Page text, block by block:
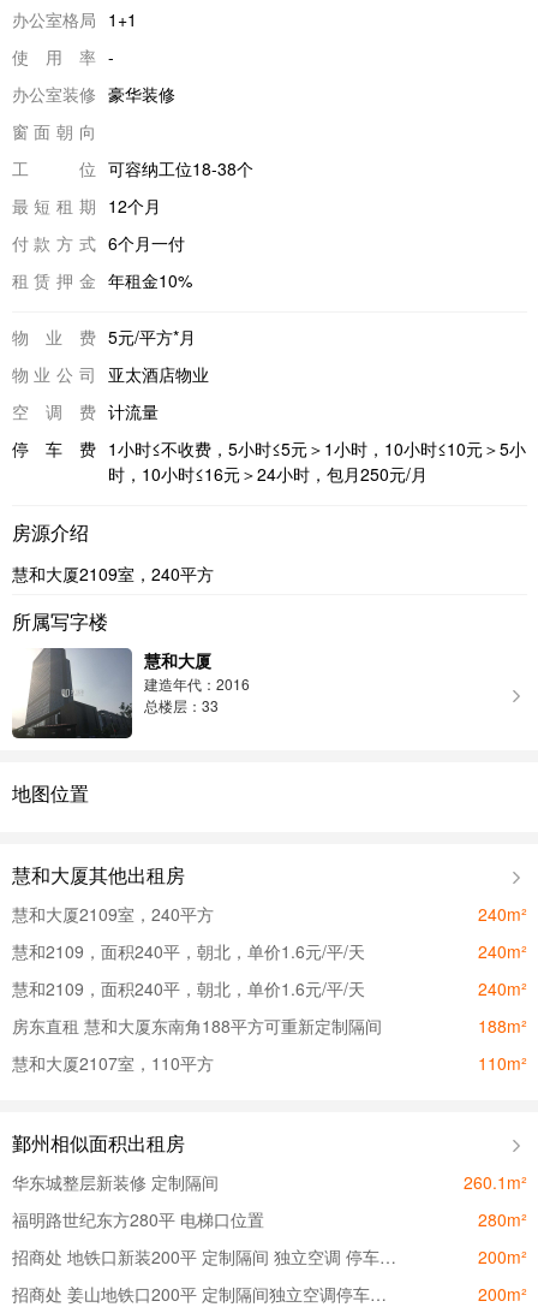
办公室格局 1+1
使用率 -
办公室装修 豪华装修
窗面朝向
工位 可容纳工位18-38个
最短租期 12个月
付款方式 6个月一付
租赁押金 年租金10%
物业费 5元/平方*月
物业公司
亚太酒店物业
空调费 计流量
停车费 1小时≤不收费，5小时≤5元＞1小时，10小时≤10元＞5小
时，10小时≤16元＞24小时，包月250元/月
房源介绍
慧和大厦2109室，240平方
所属写字楼
慧和大厦
建造年代：2016
总楼层：33
地图位置
慧和大厦其他出租房
慧和大厦2109室，240平方
240m²
慧和2109，面积240平，朝北，单价1.6元/平/天
240m²
慧和2109，面积240平，朝北，单价1.6元/平/天
240m²
房东直租 慧和大厦东南角188平方可重新定制隔间
188m²
慧和大厦2107室，110平方
110m²
鄞州相似面积出租房
华东城整层新装修 定制隔间
260.1m²
福明路世纪东方280平 电梯口位置
280m²
招商处 地铁口新装200平 定制隔间 独立空调 停车方便
200m²
招商处 姜山地铁口200平 定制隔间独立空调停车方便双面采光
200m²